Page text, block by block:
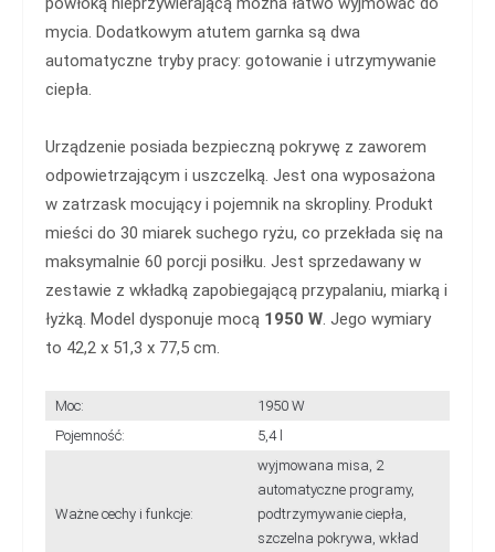
mycia. Dodatkowym atutem garnka są dwa
automatyczne tryby pracy: gotowanie i utrzymywanie
ciepła.
Urządzenie posiada bezpieczną pokrywę z zaworem
odpowietrzającym i uszczelką. Jest ona wyposażona
w zatrzask mocujący i pojemnik na skropliny. Produkt
mieści do 30 miarek suchego ryżu, co przekłada się na
maksymalnie 60 porcji posiłku. Jest sprzedawany w
zestawie z wkładką zapobiegającą przypalaniu, miarką i
łyżką. Model dysponuje mocą 1950 W. Jego wymiary
to 42,2 x 51,3 x 77,5 cm.
Moc:
1950 W
Pojemność:
5,4 l
Ważne cechy i funkcje:
wyjmowana misa, 2
automatyczne programy,
podtrzymywanie ciepła,
szczelna pokrywa, wkład